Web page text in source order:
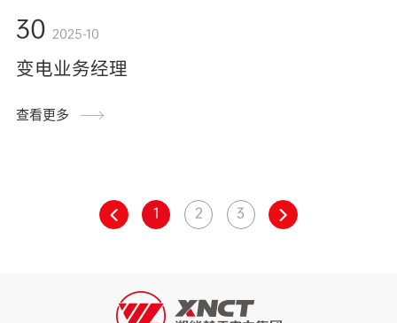
30 2025-10
变电业务经理
查看更多
1 2 3